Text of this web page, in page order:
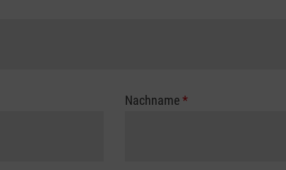
Nachname*